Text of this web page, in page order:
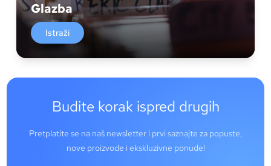
Glazba
Istraži
Budite korak ispred drugih
Pretplatite se na naš newsletter i prvi saznajte za popuste,
nove proizvode i ekskluzivne ponude!